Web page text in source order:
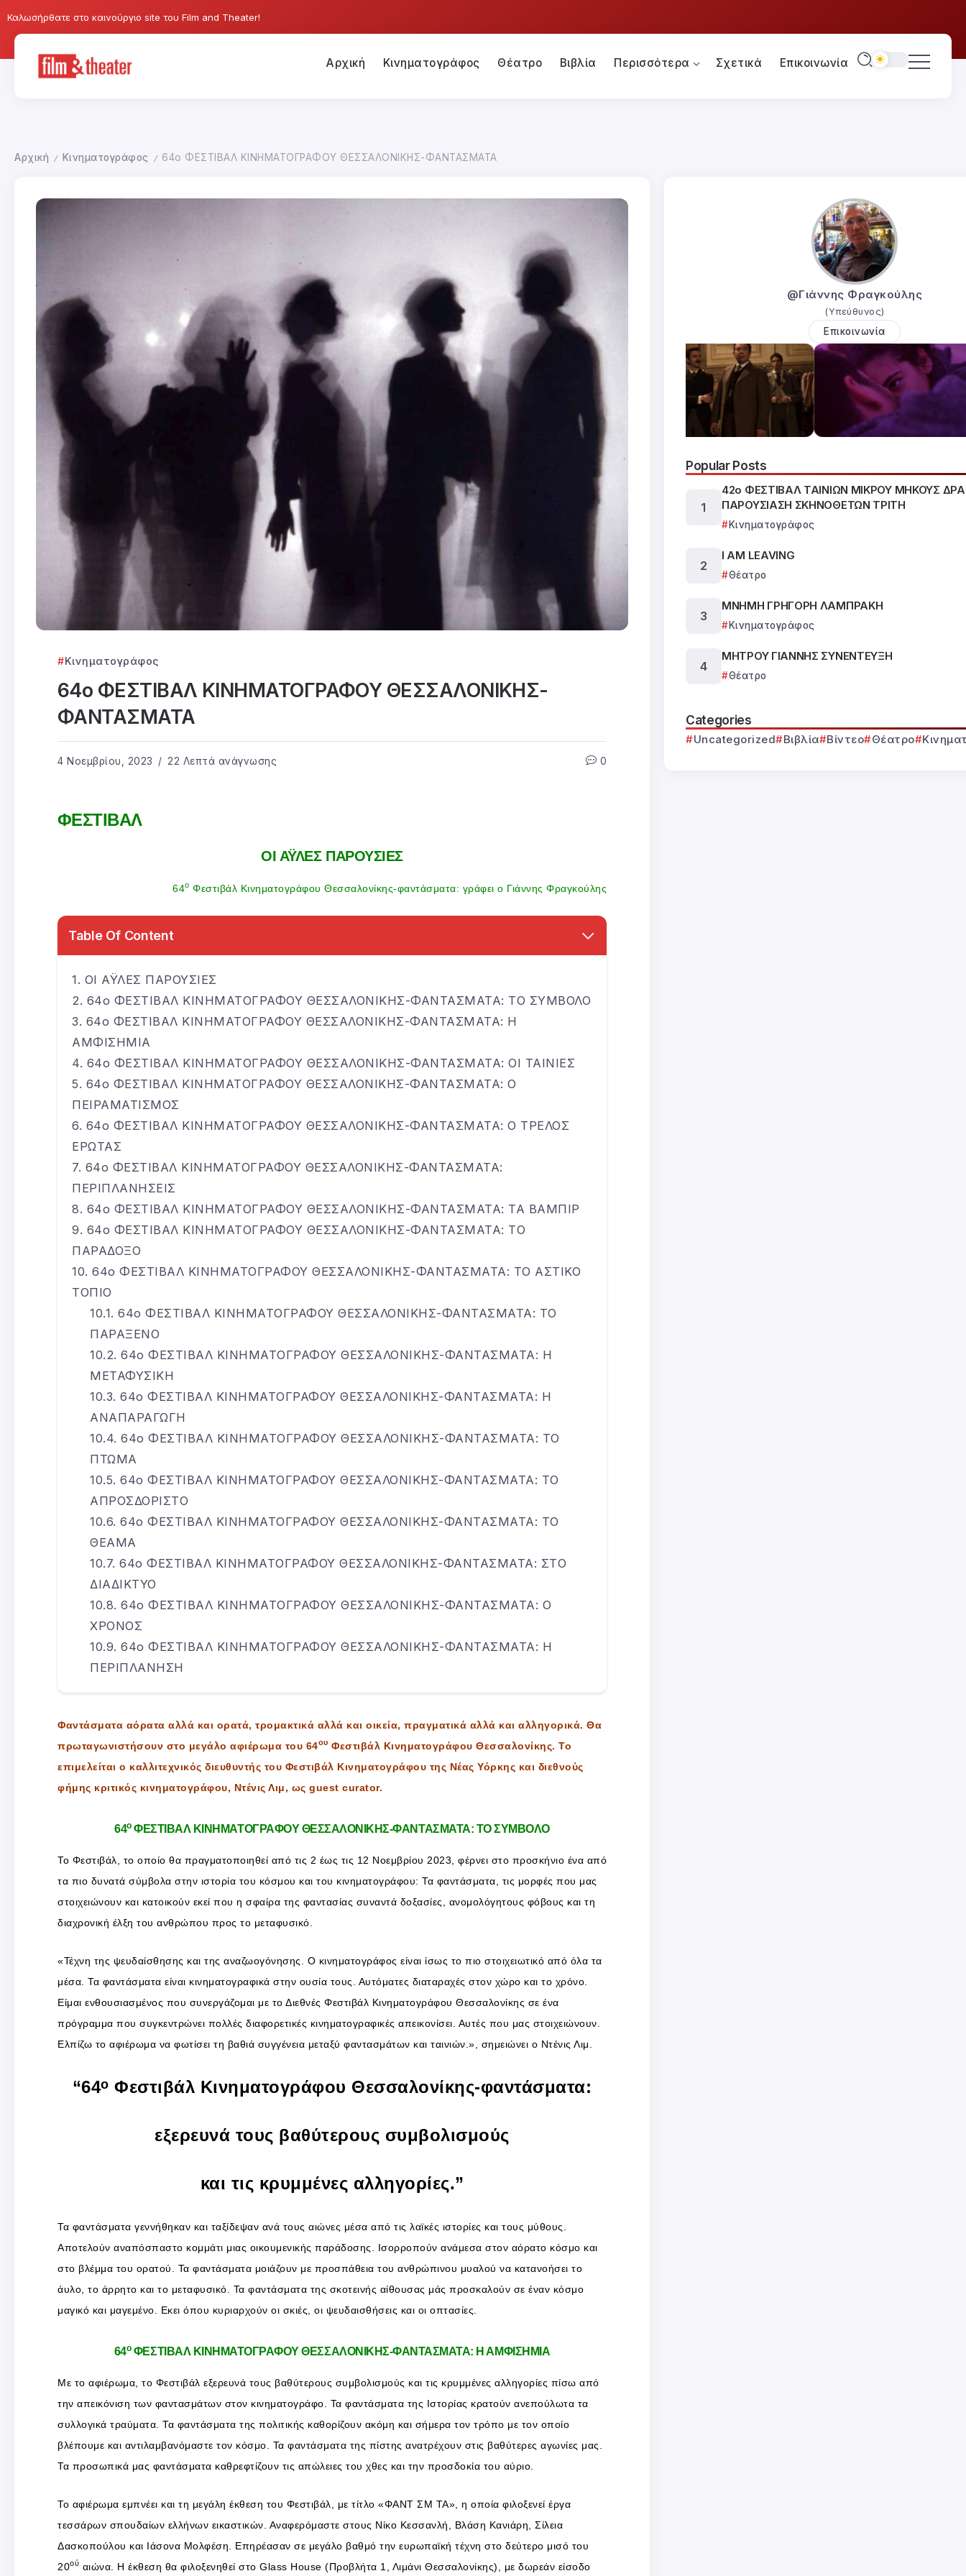
Καλωσήρθατε στο καινούργιο site του Film and Theater!
Αρχική Κινηματογράφος Θέατρο Βιβλία Περισσότερα Σχετικά Επικοινωνία
Αρχική / Κινηματογράφος / 64ο ΦΕΣΤΙΒΑΛ ΚΙΝΗΜΑΤΟΓΡΑΦΟΥ ΘΕΣΣΑΛΟΝΙΚΗΣ-ΦΑΝΤΑΣΜΑΤΑ
Κινηματογράφος
64ο ΦΕΣΤΙΒΑΛ ΚΙΝΗΜΑΤΟΓΡΑΦΟΥ ΘΕΣΣΑΛΟΝΙΚΗΣ-
ΦΑΝΤΑΣΜΑΤΑ
4 Νοεμβρίου, 2023 22 Λεπτά ανάγνωσης 0
ΦΕΣΤΙΒΑΛ
ΟΙ ΑΫΛΕΣ ΠΑΡΟΥΣΙΕΣ
64ο Φεστιβάλ Κινηματογράφου Θεσσαλονίκης-φαντάσματα: γράφει ο Γιάννης Φραγκούλης
Table Of Content
ΟΙ ΑΫΛΕΣ ΠΑΡΟΥΣΙΕΣ
64ο ΦΕΣΤΙΒΑΛ ΚΙΝΗΜΑΤΟΓΡΑΦΟΥ ΘΕΣΣΑΛΟΝΙΚΗΣ-ΦΑΝΤΑΣΜΑΤΑ: ΤΟ ΣΥΜΒΟΛΟ
64ο ΦΕΣΤΙΒΑΛ ΚΙΝΗΜΑΤΟΓΡΑΦΟΥ ΘΕΣΣΑΛΟΝΙΚΗΣ-ΦΑΝΤΑΣΜΑΤΑ: Η
ΑΜΦΙΣΗΜΙΑ
64ο ΦΕΣΤΙΒΑΛ ΚΙΝΗΜΑΤΟΓΡΑΦΟΥ ΘΕΣΣΑΛΟΝΙΚΗΣ-ΦΑΝΤΑΣΜΑΤΑ: ΟΙ ΤΑΙΝΙΕΣ
64ο ΦΕΣΤΙΒΑΛ ΚΙΝΗΜΑΤΟΓΡΑΦΟΥ ΘΕΣΣΑΛΟΝΙΚΗΣ-ΦΑΝΤΑΣΜΑΤΑ: Ο
ΠΕΙΡΑΜΑΤΙΣΜΟΣ
64ο ΦΕΣΤΙΒΑΛ ΚΙΝΗΜΑΤΟΓΡΑΦΟΥ ΘΕΣΣΑΛΟΝΙΚΗΣ-ΦΑΝΤΑΣΜΑΤΑ: Ο ΤΡΕΛΟΣ
ΕΡΩΤΑΣ
64ο ΦΕΣΤΙΒΑΛ ΚΙΝΗΜΑΤΟΓΡΑΦΟΥ ΘΕΣΣΑΛΟΝΙΚΗΣ-ΦΑΝΤΑΣΜΑΤΑ:
ΠΕΡΙΠΛΑΝΗΣΕΙΣ
64ο ΦΕΣΤΙΒΑΛ ΚΙΝΗΜΑΤΟΓΡΑΦΟΥ ΘΕΣΣΑΛΟΝΙΚΗΣ-ΦΑΝΤΑΣΜΑΤΑ: ΤΑ ΒΑΜΠΙΡ
64ο ΦΕΣΤΙΒΑΛ ΚΙΝΗΜΑΤΟΓΡΑΦΟΥ ΘΕΣΣΑΛΟΝΙΚΗΣ-ΦΑΝΤΑΣΜΑΤΑ: ΤΟ
ΠΑΡΑΔΟΞΟ
64ο ΦΕΣΤΙΒΑΛ ΚΙΝΗΜΑΤΟΓΡΑΦΟΥ ΘΕΣΣΑΛΟΝΙΚΗΣ-ΦΑΝΤΑΣΜΑΤΑ: ΤΟ ΑΣΤΙΚΟ
ΤΟΠΙΟ
64ο ΦΕΣΤΙΒΑΛ ΚΙΝΗΜΑΤΟΓΡΑΦΟΥ ΘΕΣΣΑΛΟΝΙΚΗΣ-ΦΑΝΤΑΣΜΑΤΑ: ΤΟ
ΠΑΡΑΞΕΝΟ
64ο ΦΕΣΤΙΒΑΛ ΚΙΝΗΜΑΤΟΓΡΑΦΟΥ ΘΕΣΣΑΛΟΝΙΚΗΣ-ΦΑΝΤΑΣΜΑΤΑ: Η
ΜΕΤΑΦΥΣΙΚΗ
64ο ΦΕΣΤΙΒΑΛ ΚΙΝΗΜΑΤΟΓΡΑΦΟΥ ΘΕΣΣΑΛΟΝΙΚΗΣ-ΦΑΝΤΑΣΜΑΤΑ: Η
ΑΝΑΠΑΡΑΓΩΓΗ
64ο ΦΕΣΤΙΒΑΛ ΚΙΝΗΜΑΤΟΓΡΑΦΟΥ ΘΕΣΣΑΛΟΝΙΚΗΣ-ΦΑΝΤΑΣΜΑΤΑ: ΤΟ
ΠΤΩΜΑ
64ο ΦΕΣΤΙΒΑΛ ΚΙΝΗΜΑΤΟΓΡΑΦΟΥ ΘΕΣΣΑΛΟΝΙΚΗΣ-ΦΑΝΤΑΣΜΑΤΑ: ΤΟ
ΑΠΡΟΣΔΟΡΙΣΤΟ
64ο ΦΕΣΤΙΒΑΛ ΚΙΝΗΜΑΤΟΓΡΑΦΟΥ ΘΕΣΣΑΛΟΝΙΚΗΣ-ΦΑΝΤΑΣΜΑΤΑ: ΤΟ
ΘΕΑΜΑ
64ο ΦΕΣΤΙΒΑΛ ΚΙΝΗΜΑΤΟΓΡΑΦΟΥ ΘΕΣΣΑΛΟΝΙΚΗΣ-ΦΑΝΤΑΣΜΑΤΑ: ΣΤΟ
ΔΙΑΔΙΚΤΥΟ
64ο ΦΕΣΤΙΒΑΛ ΚΙΝΗΜΑΤΟΓΡΑΦΟΥ ΘΕΣΣΑΛΟΝΙΚΗΣ-ΦΑΝΤΑΣΜΑΤΑ: Ο
ΧΡΟΝΟΣ
64ο ΦΕΣΤΙΒΑΛ ΚΙΝΗΜΑΤΟΓΡΑΦΟΥ ΘΕΣΣΑΛΟΝΙΚΗΣ-ΦΑΝΤΑΣΜΑΤΑ: Η
ΠΕΡΙΠΛΑΝΗΣΗ
Φαντάσματα αόρατα αλλά και ορατά, τρομακτικά αλλά και οικεία, πραγματικά αλλά και αλληγορικά. Θα
πρωταγωνιστήσουν στο μεγάλο αφιέρωμα του 64ου Φεστιβάλ Κινηματογράφου Θεσσαλονίκης. Το
επιμελείται ο καλλιτεχνικός διευθυντής του Φεστιβάλ Κινηματογράφου της Νέας Υόρκης και διεθνούς
φήμης κριτικός κινηματογράφου, Ντένις Λιμ, ως guest curator.
64οΦΕΣΤΙΒΑΛ ΚΙΝΗΜΑΤΟΓΡΑΦΟΥ ΘΕΣΣΑΛΟΝΙΚΗΣ-ΦΑΝΤΑΣΜΑΤΑ: ΤΟ ΣΥΜΒΟΛΟ
Το Φεστιβάλ, το οποίο θα πραγματοποιηθεί από τις 2 έως τις 12 Νοεμβρίου 2023, φέρνει στο προσκήνιο ένα από
τα πιο δυνατά σύμβολα στην ιστορία του κόσμου και του κινηματογράφου: Τα φαντάσματα, τις μορφές που μας
στοιχειώνουν και κατοικούν εκεί που η σφαίρα της φαντασίας συναντά δοξασίες, ανομολόγητους φόβους και τη
διαχρονική έλξη του ανθρώπου προς το μεταφυσικό.
«Τέχνη της ψευδαίσθησης και της αναζωογόνησης. Ο κινηματογράφος είναι ίσως το πιο στοιχειωτικό από όλα τα
μέσα. Τα φαντάσματα είναι κινηματογραφικά στην ουσία τους. Αυτόματες διαταραχές στον χώρο και το χρόνο.
Είμαι ενθουσιασμένος που συνεργάζομαι με το Διεθνές Φεστιβάλ Κινηματογράφου Θεσσαλονίκης σε ένα
πρόγραμμα που συγκεντρώνει πολλές διαφορετικές κινηματογραφικές απεικονίσει. Αυτές που μας στοιχειώνουν.
Ελπίζω το αφιέρωμα να φωτίσει τη βαθιά συγγένεια μεταξύ φαντασμάτων και ταινιών.», σημειώνει ο Ντένις Λιμ.
“64ο Φεστιβάλ Κινηματογράφου Θεσσαλονίκης-φαντάσματα:
εξερευνά τους βαθύτερους συμβολισμούς
και τις κρυμμένες αλληγορίες.”
Τα φαντάσματα γεννήθηκαν και ταξίδεψαν ανά τους αιώνες μέσα από τις λαϊκές ιστορίες και τους μύθους.
Αποτελούν αναπόσπαστο κομμάτι μιας οικουμενικής παράδοσης. Ισορροπούν ανάμεσα στον αόρατο κόσμο και
στο βλέμμα του ορατού. Τα φαντάσματα μοιάζουν με προσπάθεια του ανθρώπινου μυαλού να κατανοήσει το
άυλο, το άρρητο και το μεταφυσικό. Τα φαντάσματα της σκοτεινής αίθουσας μάς προσκαλούν σε έναν κόσμο
μαγικό και μαγεμένο. Εκει όπου κυριαρχούν οι σκιές, οι ψευδαισθήσεις και οι οπτασίες.
64οΦΕΣΤΙΒΑΛ ΚΙΝΗΜΑΤΟΓΡΑΦΟΥ ΘΕΣΣΑΛΟΝΙΚΗΣ-ΦΑΝΤΑΣΜΑΤΑ: Η ΑΜΦΙΣΗΜΙΑ
Με το αφιέρωμα, το Φεστιβάλ εξερευνά τους βαθύτερους συμβολισμούς και τις κρυμμένες αλληγορίες πίσω από
την απεικόνιση των φαντασμάτων στον κινηματογράφο. Τα φαντάσματα της Ιστορίας κρατούν ανεπούλωτα τα
συλλογικά τραύματα. Τα φαντάσματα της πολιτικής καθορίζουν ακόμη και σήμερα τον τρόπο με τον οποίο
βλέπουμε και αντιλαμβανόμαστε τον κόσμο. Τα φαντάσματα της πίστης ανατρέχουν στις βαθύτερες αγωνίες μας.
Τα προσωπικά μας φαντάσματα καθρεφτίζουν τις απώλειες του χθες και την προσδοκία του αύριο.
Το αφιέρωμα εμπνέει και τη μεγάλη έκθεση του Φεστιβάλ, με τίτλο «ΦΑΝΤ ΣΜ ΤΑ», η οποία φιλοξενεί έργα
τεσσάρων σπουδαίων ελλήνων εικαστικών. Αναφερόμαστε στους Νίκο Κεσσανλή, Βλάση Κανιάρη, Σίλεια
Δασκοπούλου και Ιάσονα Μολφέση. Επηρέασαν σε μεγάλο βαθμό την ευρωπαϊκή τέχνη στο δεύτερο μισό του
20ού αιώνα. Η έκθεση θα φιλοξενηθεί στο Glass House (Προβλήτα 1, Λιμάνι Θεσσαλονίκης), με δωρεάν είσοδο
@Γιάννης Φραγκούλης
(Υπεύθυνος)
Επικοινωνία
Popular Posts
42ο ΦΕΣΤΙΒΑΛ ΤΑΙΝΙΩΝ ΜΙΚΡΟΥ ΜΗΚΟΥΣ
ΠΑΡΟΥΣΙΑΣΗ ΣΚΗΝΟΘΕΤΩΝ ΤΡΙΤΗ
Κινηματογράφος
I AM LEAVING
Θέατρο
ΜΝΗΜΗ ΓΡΗΓΟΡΗ ΛΑΜΠΡΑΚΗ
Κινηματογράφος
ΜΗΤΡΟΥ ΓΙΑΝΝΗΣ ΣΥΝΕΝΤΕΥΞΗ
Θέατρο
Categories
Uncategorized Βιβλία Βίντεο Θέατρο